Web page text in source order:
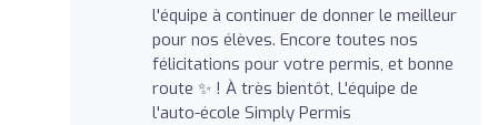
l'équipe à continuer de donner le meilleur
pour nos élèves. Encore toutes nos
félicitations pour votre permis, et bonne
route ✨ ! À très bientôt, L'équipe de
l'auto-école Simply Permis